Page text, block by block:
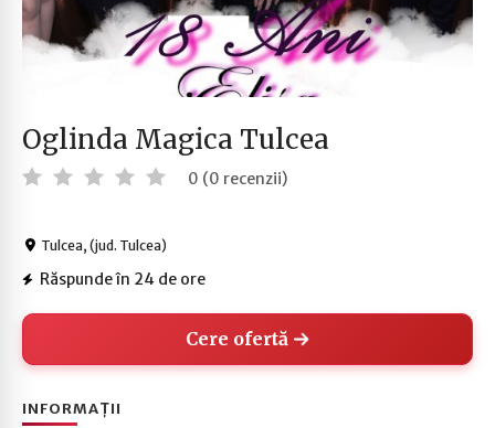
Oglinda Magica Tulcea
0 (0 recenzii)
Tulcea, (jud. Tulcea)
Răspunde în 24 de ore
Cere ofertă
INFORMAȚII